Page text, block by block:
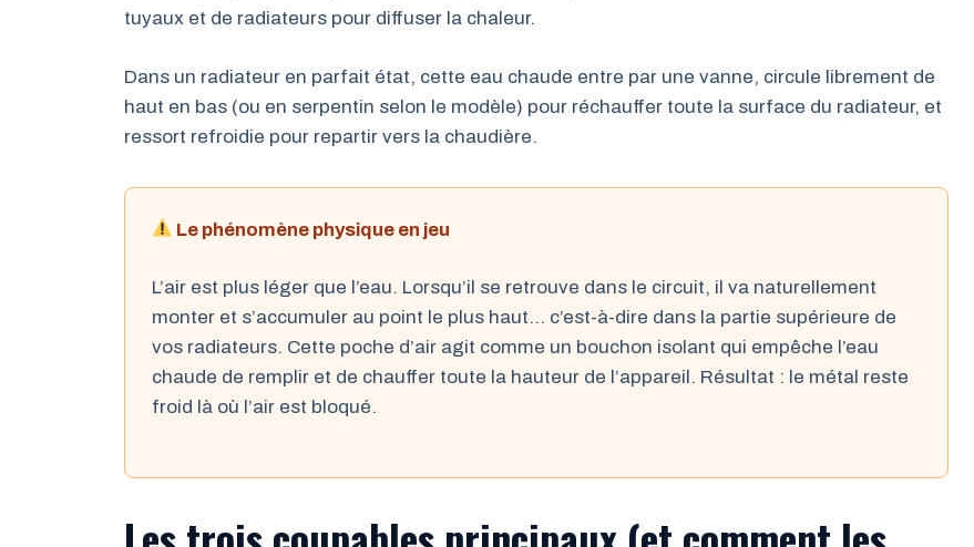
tuyaux et de radiateurs pour diffuser la chaleur.
Dans un radiateur en parfait état, cette eau chaude entre par une vanne, circule librement de
haut en bas (ou en serpentin selon le modèle) pour réchauffer toute la surface du radiateur, et
ressort refroidie pour repartir vers la chaudière.
Le phénomène physique en jeu
L’air est plus léger que l’eau. Lorsqu’il se retrouve dans le circuit, il va naturellement
monter et s’accumuler au point le plus haut… c’est-à-dire dans la partie supérieure de
vos radiateurs. Cette poche d’air agit comme un bouchon isolant qui empêche l’eau
chaude de remplir et de chauffer toute la hauteur de l’appareil. Résultat : le métal reste
froid là où l’air est bloqué.